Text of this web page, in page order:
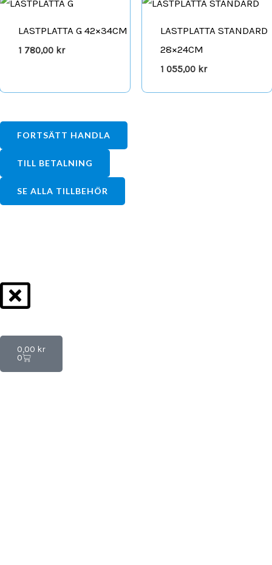
LASTPLATTA G 42×34CM
1 780,00 kr
LASTPLATTA STANDARD
28×24CM
1 055,00 kr
FORTSÄTT HANDLA
TILL BETALNING
SE ALLA TILLBEHÖR
0,00 kr
0
Varukorg